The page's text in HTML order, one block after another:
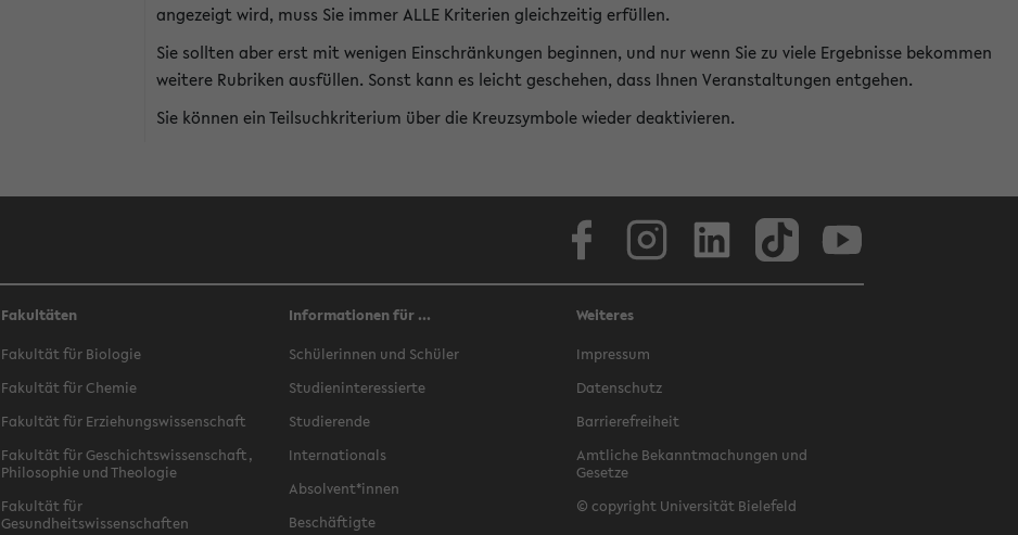
angezeigt wird, muss Sie immer ALLE Kriterien gleichzeitig erfüllen.
Sie sollten aber erst mit wenigen Einschränkungen beginnen, und nur wenn Sie zu viele Ergebnisse bekommen
weitere Rubriken ausfüllen. Sonst kann es leicht geschehen, dass Ihnen Veranstaltungen entgehen.
Sie können ein Teilsuchkriterium über die Kreuzsymbole wieder deaktivieren.
Fakultäten
Fakultät für Biologie
Fakultät für Chemie
Fakultät für Erziehungswissenschaft
Fakultät für Geschichtswissenschaft,
Philosophie und Theologie
Fakultät für
Gesundheitswissenschaften
Informationen für ...
Schülerinnen und Schüler
Studieninteressierte
Studierende
Internationals
Absolvent*innen
Beschäftigte
Weiteres
Impressum
Datenschutz
Barrierefreiheit
Amtliche Bekanntmachungen und
Gesetze
© copyright Universität Bielefeld